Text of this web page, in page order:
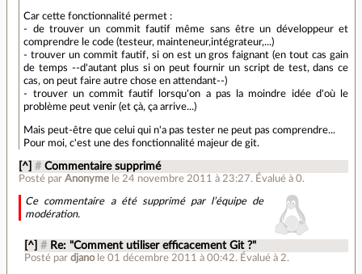
Car cette fonctionnalité permet :
- de trouver un commit fautif même sans être un développeur et
comprendre le code (testeur, mainteneur,intégrateur,...)
- trouver un commit fautif, si on est un gros faignant (en tout cas gain
de temps --d'autant plus si on peut fournir un script de test, dans ce
cas, on peut faire autre chose en attendant--)
- trouver un commit fautif lorsqu'on a pas la moindre idée d'où le
problème peut venir (et çà, ça arrive...)
Mais peut-être que celui qui n'a pas tester ne peut pas comprendre...
Pour moi, c'est une des fonctionnalité majeur de git.
[^] # Commentaire supprimé
Posté parAnonyme le 24 novembre 2011 à 23:27. Évalué à0.
Ce commentaire a été supprimé par l’équipe de
modération.
[^] # Re: "Comment utiliser efficacement Git ?"
Posté par djano le 01 décembre 2011 à 00:42. Évalué à 2.